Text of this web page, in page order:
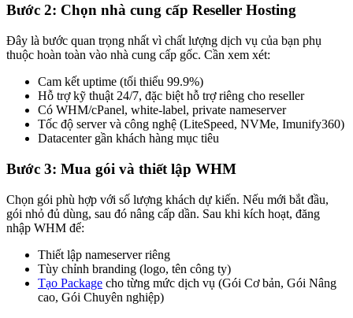
Bước 2: Chọn nhà cung cấp Reseller Hosting
Đây là bước quan trọng nhất vì chất lượng dịch vụ của bạn phụ
thuộc hoàn toàn vào nhà cung cấp gốc. Cần xem xét:
Cam kết uptime (tối thiểu 99.9%)
Hỗ trợ kỹ thuật 24/7, đặc biệt hỗ trợ riêng cho reseller
Có WHM/cPanel, white-label, private nameserver
Tốc độ server và công nghệ (LiteSpeed, NVMe, Imunify360)
Datacenter gần khách hàng mục tiêu
Bước 3: Mua gói và thiết lập WHM
Chọn gói phù hợp với số lượng khách dự kiến. Nếu mới bắt đầu,
gói nhỏ đủ dùng, sau đó nâng cấp dần. Sau khi kích hoạt, đăng
nhập WHM để:
Thiết lập nameserver riêng
Tùy chỉnh branding (logo, tên công ty)
Tạo Package cho từng mức dịch vụ (Gói Cơ bản, Gói Nâng
cao, Gói Chuyên nghiệp)